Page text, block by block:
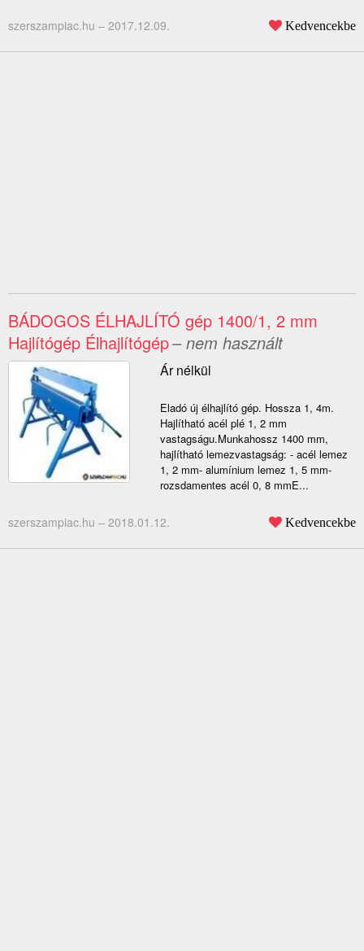
szerszampiac.hu – 2017.12.09. Kedvencekbe
BÁDOGOS ÉLHAJLÍTÓ gép 1400/1, 2 mm
Hajlítógép Élhajlítógép– nem használt
Ár nélkül
Eladó új élhajlító gép. Hossza 1, 4m.
Hajlítható acél plé 1, 2 mm
vastagságu.Munkahossz 1400 mm,
hajlítható lemezvastagság: - acél lemez
1, 2 mm- alumínium lemez 1, 5 mm-
rozsdamentes acél 0, 8 mmE...
szerszampiac.hu – 2018.01.12. Kedvencekbe